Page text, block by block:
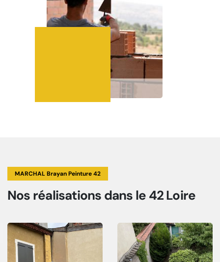
MARCHAL Brayan Peinture 42
Nos réalisations dans le 42 Loire